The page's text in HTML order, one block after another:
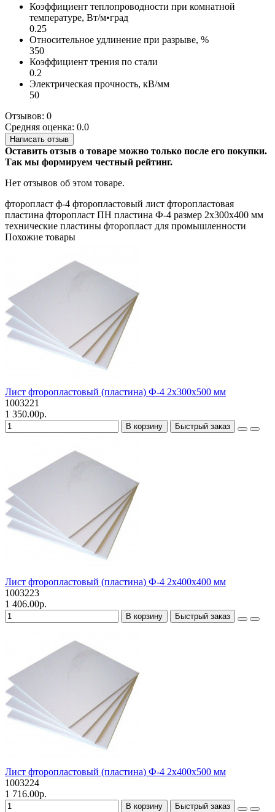
Коэффициент теплопроводности при комнатной
температуре, Вт/м•град
0.25
Относительное удлинение при разрыве, %
350
Коэффициент трения по стали
0.2
Электрическая прочность, кВ/мм
50
Отзывов: 0
Средняя оценка: 0.0
Написать отзыв
Оставить отзыв о товаре можно только после его покупки.
Так мы формируем честный рейтинг.
Нет отзывов об этом товаре.
фторопласт ф-4 фторопластовый лист фторопластовая
пластина фторопласт ПН пластина Ф-4 размер 2х300х400 мм
технические пластины фторопласт для промышленности
Похожие товары
Лист фторопластовый (пластина) Ф-4 2х300х500 мм
1003221
1 350.00р.
В корзину Быстрый заказ
Лист фторопластовый (пластина) Ф-4 2х400х400 мм
1003223
1 406.00р.
В корзину Быстрый заказ
Лист фторопластовый (пластина) Ф-4 2х400х500 мм
1003224
1 716.00р.
В корзину Быстрый заказ